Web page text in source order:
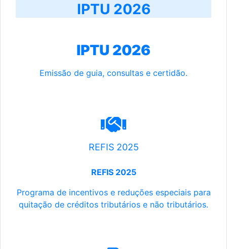
IPTU 2026
IPTU 2026
Emissão de guia, consultas e certidão.
REFIS 2025
REFIS 2025
Programa de incentivos e reduções especiais para
quitação de créditos tributários e não tributários.